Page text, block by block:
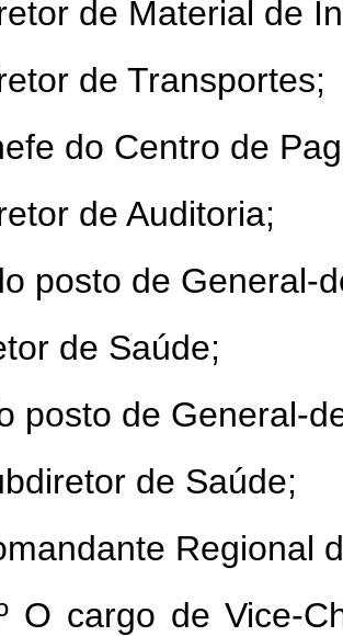
de Material de
de Transportes;
do Centro de
de Auditoria;
posto de General-
de Saúde;
posto de General-
de Saúde;
Regional
O cargo de Vice-